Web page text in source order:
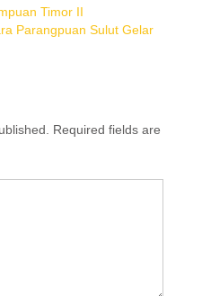
Timor II
Parangpuan Sulut Gelar
Required fields are